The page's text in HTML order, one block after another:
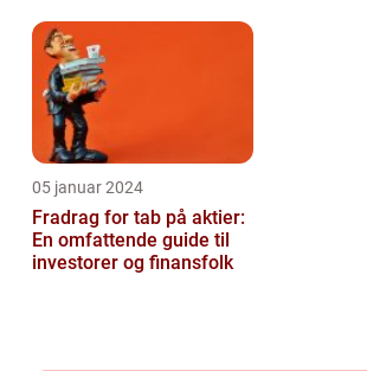
over tid
05 januar 2024
Fradrag for tab på aktier:
En omfattende guide til
investorer og finansfolk